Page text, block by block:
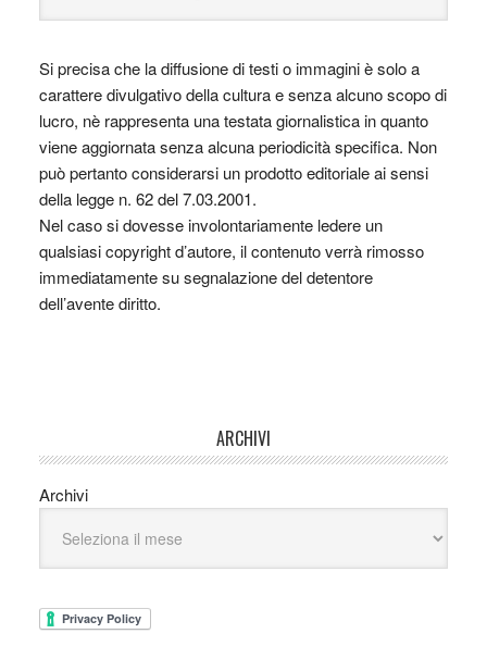
Si precisa che la diffusione di testi o immagini è solo a
carattere divulgativo della cultura e senza alcuno scopo di
lucro, nè rappresenta una testata giornalistica in quanto
viene aggiornata senza alcuna periodicità specifica. Non
può pertanto considerarsi un prodotto editoriale ai sensi
della legge n. 62 del 7.03.2001.
Nel caso si dovesse involontariamente ledere un
qualsiasi copyright d’autore, il contenuto verrà rimosso
immediatamente su segnalazione del detentore
dell’avente diritto.
ARCHIVI
Archivi